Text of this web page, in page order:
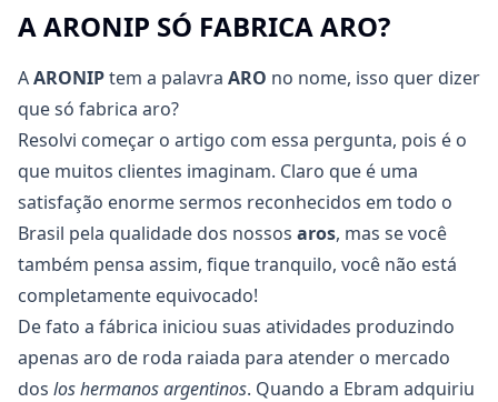
A ARONIP SÓ FABRICA ARO?
AARONIPtem a palavra ARO no nome, isso quer dizer
que só fabrica aro?
Resolvi começar o artigo com essa pergunta, pois é o
que muitos clientes imaginam. Claro que é uma
satisfação enorme sermos reconhecidos em todo o
Brasil pela qualidade dos nossos aros, mas se você
também pensa assim, fique tranquilo, você não está
completamente equivocado!
De fato a fábrica iniciou suas atividades produzindo
apenas aro de roda raiada para atender o mercado
dos los hermanos argentinos. Quando a Ebram adquiriu